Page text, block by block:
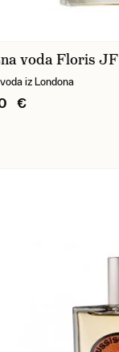
voda Floris JF
iz Londona
€